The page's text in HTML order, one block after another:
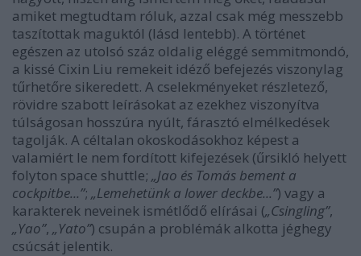
amiket megtudtam róluk, azzal csak még messzebb
taszítottak maguktól (lásd lentebb). A történet
egészen az utolsó száz oldalig eléggé semmitmondó,
a kissé Cixin Liu remekeit idéző befejezés viszonylag
tűrhetőre sikeredett. A cselekményeket részletező,
rövidre szabott leírásokat az ezekhez viszonyítva
túlságosan hosszúra nyúlt, fárasztó elmélkedések
tagolják. A céltalan okoskodásokhoz képest a
valamiért le nem fordított kifejezések (űrsikló helyett
folyton space shuttle; „Jao és Tomás bement a
cockpitbe...”; „Lemehetünk a lower deckbe...”) vagy a
karakterek neveinek ismétlődő elírásai („Csingling”,
„Yao”, „Yato”) csupán a problémák alkotta jéghegy
csúcsát jelentik.